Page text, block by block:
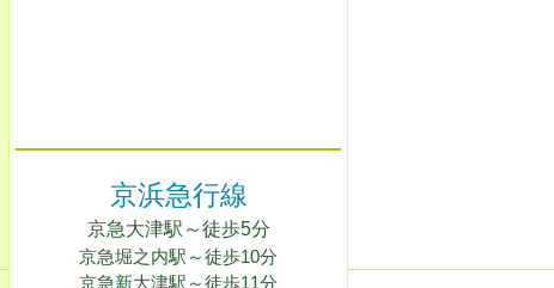
京浜急行線
京急大津駅 ～徒歩5分
京急堀之内駅 ～徒歩10分
京急新大津駅～徒歩11分